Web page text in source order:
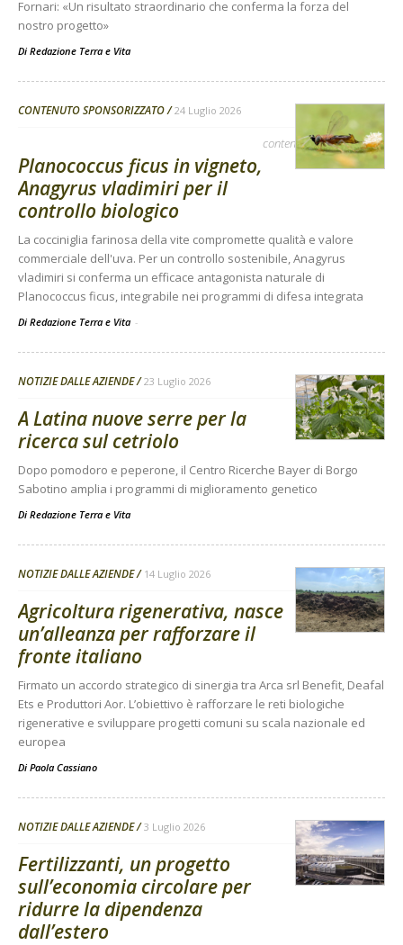
Fornari: «Un risultato straordinario che conferma la forza del
nostro progetto»
Di Redazione Terra e Vita
CONTENUTO SPONSORIZZATO 24 Luglio 2026
contenuto sponsorizzato
Planococcus ficus in vigneto,
Anagyrus vladimiri per il
controllo biologico
La cocciniglia farinosa della vite compromette qualità e valore
commerciale dell'uva. Per un controllo sostenibile, Anagyrus
vladimiri si conferma un efficace antagonista naturale di
Planococcus ficus, integrabile nei programmi di difesa integrata
Di Redazione Terra e Vita -
NOTIZIE DALLE AZIENDE 23 Luglio 2026
A Latina nuove serre per la
ricerca sul cetriolo
Dopo pomodoro e peperone, il Centro Ricerche Bayer di Borgo
Sabotino amplia i programmi di miglioramento genetico
Di Redazione Terra e Vita
NOTIZIE DALLE AZIENDE 14 Luglio 2026
Agricoltura rigenerativa, nasce
un’alleanza per rafforzare il
fronte italiano
Firmato un accordo strategico di sinergia tra Arca srl Benefit, Deafal
Ets e Produttori Aor. L’obiettivo è rafforzare le reti biologiche
rigenerative e sviluppare progetti comuni su scala nazionale ed
europea
Di Paola Cassiano
NOTIZIE DALLE AZIENDE 3 Luglio 2026
Fertilizzanti, un progetto
sull’economia circolare per
ridurre la dipendenza
dall’estero